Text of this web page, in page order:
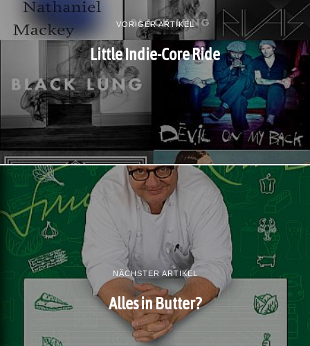
VORIGER ARTIKEL
Little Indie-Core Ride
NÄCHSTER ARTIKEL
Alles in Butter?